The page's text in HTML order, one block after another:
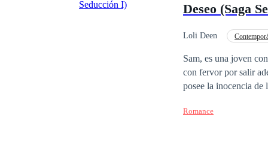
Deseo (Saga
Loli Deen
Sam, es una joven
con fervor por salir
posee la inocencia de la
de la justicia sin
Romance